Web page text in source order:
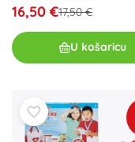
16,50 €17,50 €
U košaricu